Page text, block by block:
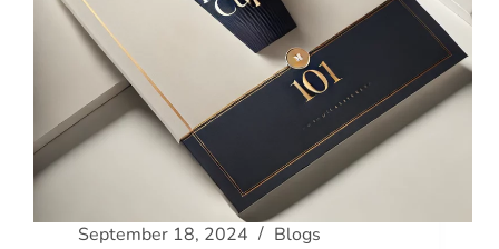
September 18, 2024 Blogs